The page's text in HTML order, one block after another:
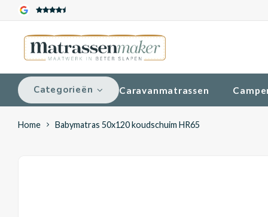
Categorieën Caravanmatrassen
Home Babymatras 50x120 koudschuim HR65